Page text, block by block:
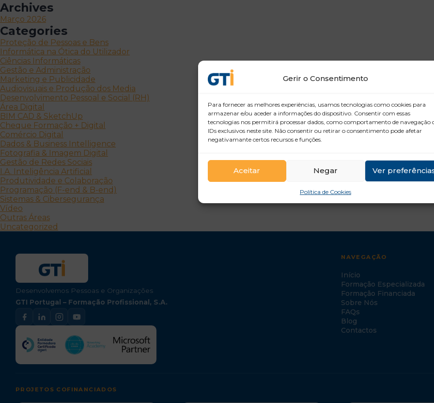
Gerir o Consentimento
Para fornecer as melhores experiências, usamos tecnologias como cookies para
armazenar e/ou aceder a informações do dispositivo. Consentir com essas
tecnologias nos permitirá processar dados, como comportamento de navegação
IDs exclusivos neste site. Não consentir ou retirar o consentimento pode afetar
negativamante certos recursos e funções.
Aceitar Negar Ver
Política de Cookies
Archives
Março 2026
Categories
Proteção de Pessoas e Bens
Informática na Ótica do Utilizador
Ciências Informáticas
Gestão e Administração
Marketing e Publicidade
Audiovisuais e Produção dos Media
Desenvolvimento Pessoal e Social (RH)
Área Digital
BIM CAD & SketchUp
Cheque Formação + Digital
Comércio Digital
Dados & Business Intelligence
Fotografia & Imagem Digital
Gestão de Redes Sociais
I.A. Inteligência Artificial
Produtividade e Colaboração
Programação (F-end & B-end)
Sistemas & Cibersegurança
Vídeo
Outras Áreas
Uncategorized
Desenvolvemos Pessoas e Organizações
GTI Portugal – Formação Profissional, S.A.
NAVEGAÇÃO
Início
Formação Especializada
Formação Financiada
Sobre Nós
FAQs
Blog
Contactos
PROJETOS COFINANCIADOS